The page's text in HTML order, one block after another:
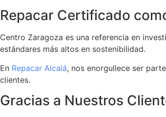
Repacar Certificado
Centro Zaragoza es una referencia en
estándares más altos en sostenibilidad.
En Repacar Alcalá, nos enorgullece ser
clientes.
Gracias a Nuestros